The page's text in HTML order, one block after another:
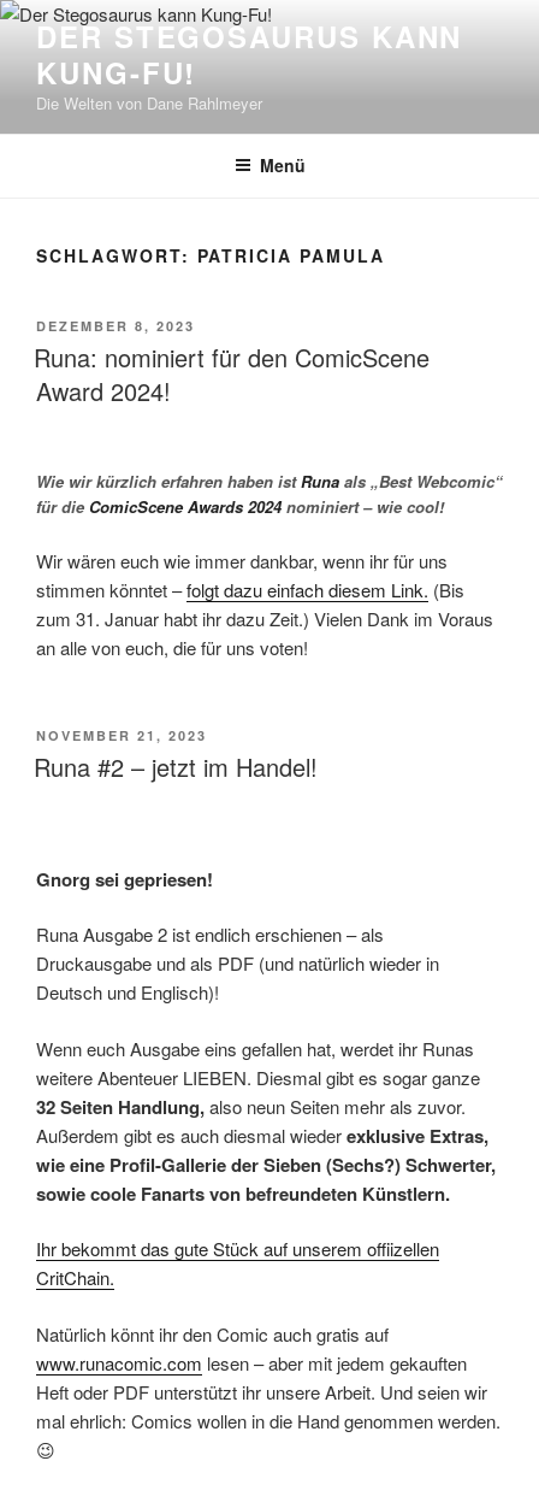
Zum
springen
DER STEGOSAURUS KANN
KUNG-FU!
Die Welten von Dane Rahlmeyer
Menü
SCHLAGWORT: PATRICIA PAMULA
VERÖFFENTLICHT
AM
DEZEMBER 8, 2023
Runa: nominiert für den ComicScene
Award 2024!
Wie wir kürzlich erfahren haben istRuna als „Best Webcomic“
für die ComicScene Awards 2024nominiert – wie cool!
Wir wären euch wie immer dankbar, wenn ihr für uns
stimmen könntet –folgt dazu einfach diesem Link. (Bis
zum 31. Januar habt ihr dazu Zeit.) Vielen Dank im Voraus
an alle von euch, die für uns voten!
VERÖFFENTLICHT
AM
NOVEMBER 21, 2023
Runa #2 – jetzt im Handel!
Gnorg sei gepriesen!
Runa Ausgabe 2 ist endlich erschienen – als
Druckausgabe und als PDF (und natürlich wieder in
Deutsch und Englisch)!
Wenn euch Ausgabe eins gefallen hat, werdet ihr Runas
weitere Abenteuer LIEBEN. Diesmal gibt es sogar ganze
32 Seiten Handlung,also neun Seiten mehr als zuvor.
Außerdem gibt es auch diesmal wiederexklusive Extras,
wie eine Profil-Gallerie der Sieben (Sechs?) Schwerter,
sowie coole Fanarts von befreundeten Künstlern.
Ihr bekommt das gute Stück auf unserem offiizellen
CritChain.
Natürlich könnt ihr den Comic auch gratis auf
www.runacomic.com lesen – aber mit jedem gekauften
Heft oder PDF unterstützt ihr unsere Arbeit. Und seien wir
mal ehrlich: Comics wollen in die Hand genommen werden.
😉